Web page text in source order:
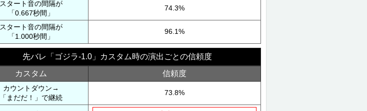
スタート音の間隔が
「0.667秒間」
74.3%
スタート音の間隔が
「1.000秒間」
96.1%
先バレ「ゴジラ-1.0」カスタム時の演出ごとの信頼度
カスタム
信頼度
カウントダウン→
「まだだ！」で継続
73.8%